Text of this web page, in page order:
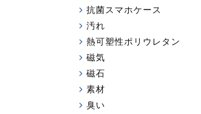
抗菌スマホケース
汚れ
熱可塑性ポリウレタン
磁気
磁石
素材
臭い